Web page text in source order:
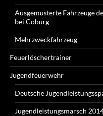
Ausgemusterte Fahrzeuge
bei Coburg
Mehrzweckfahrzeug
Feuerlöschertrainer
Jugendfeuerwehr
Deutsche
Jugendleistungsmarsch